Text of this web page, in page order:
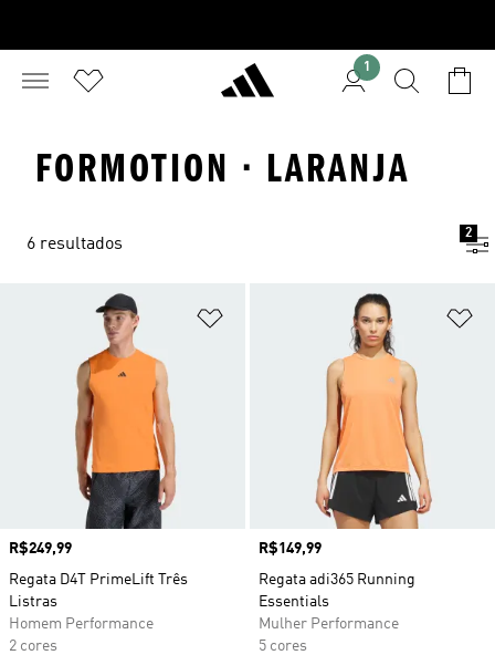
1
FORMOTION · LARANJA
6 resultados
2
Adicionar à Lista de Desejos
Preço
R$249,99
Regata D4T PrimeLift Três
Listras
Homem Performance
2 cores
Preço
R$149,99
Regata adi365 Running
Essentials
Mulher Performance
5 cores